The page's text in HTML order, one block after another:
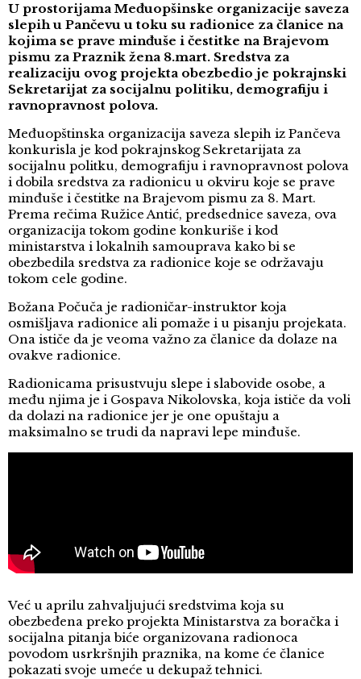
U prostorijama Međuopšinske organizacije saveza
slepih u Pančevu u toku su radionice za članice na
kojima se prave minđuše i čestitke na Brajevom
pismu za Praznik žena 8.mart. Sredstva za
realizaciju ovog projekta obezbedio je pokrajnski
Sekretarijat za socijalnu politiku, demografiju i
ravnopravnost polova.
Međuopštinska organizacija saveza slepih iz Pančeva
konkurisla je kod pokrajnskog Sekretarijata za
socijalnu politku, demografiju i ravnopravnost polova
i dobila sredstva za radionicu u okviru koje se prave
minđuše i čestitke na Brajevom pismu za 8. Mart.
Prema rečima Ružice Antić, predsednice saveza, ova
organizacija tokom godine konkuriše i kod
ministarstva i lokalnih samouprava kako bi se
obezbedila sredstva za radionice koje se održavaju
tokom cele godine.
Božana Počuča je radioničar-instruktor koja
osmišljava radionice ali pomaže i u pisanju projekata.
Ona ističe da je veoma važno za članice da dolaze na
ovakve radionice.
Radionicama prisustvuju slepe i slabovide osobe, a
među njima je i Gospava Nikolovska, koja ističe da voli
da dolazi na radionice jer je one opuštaju a
maksimalno se trudi da napravi lepe minđuše.
Već u aprilu zahvaljujući sredstvima koja su
obezbeđena preko projekta Ministarstva za boračka i
socijalna pitanja biće organizovana radionoca
povodom usrkršnjih praznika, na kome će članice
pokazati svoje umeće u dekupaž tehnici.